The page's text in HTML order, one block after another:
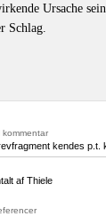
Ursache
Schlag.
kommentar
kendes p.t.
af Thiele